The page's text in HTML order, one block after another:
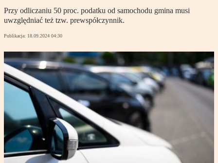
Przy odliczaniu 50 proc. podatku od samochodu gmina musi
uwzględniać też tzw. prewspółczynnik.
Publikacja: 18.09.2024 04:30